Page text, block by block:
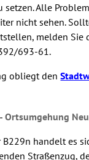
setzen. Alle
nicht sehen.
melden Sie
693-61.
obliegt den
Ortsumgehung
handelt es
Straßenzug,